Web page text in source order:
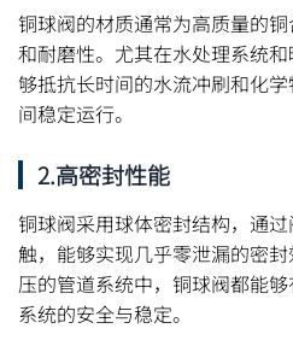
铜球阀的材质通常为高质量的
和耐磨性。尤其在水处理系统
够抵抗长时间的水流冲刷和化
间稳定运行。
2.高密封性能
铜球阀采用球体密封结构，通
触，能够实现几乎零泄漏的密
压的管道系统中，铜球阀都能
系统的安全与稳定。